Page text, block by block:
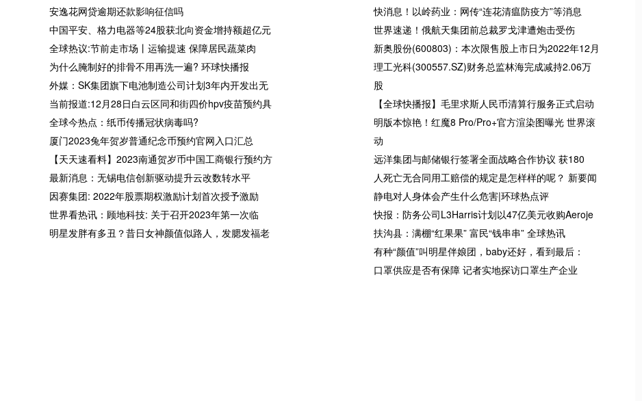
中国平安、格力电器等24股获
北向资金增持额超亿元|环球实
时
全球热议:节前走市场丨运输提
速 保障居民蔬菜肉类供应不断
档
为什么腌制好的排骨不用再洗
一遍? 环球快播报
外媒：SK集团旗下电池制造公
司计划3年内开发出无钴电池
当前报道:12月28日白云区同
和街四价hpv疫苗预约具体时
间
全球今热点：纸币传播冠状病
毒吗?
厦门2023兔年贺岁普通纪念币
预约官网入口汇总
【天天速看料】2023南通贺岁
币中国工商银行预约方式汇总
世界看热讯：顾地科技: 关于
明星发胖有多丑？昔日女神颜
安逸花网贷逾期还款影响征信吗
中国平安、格力电器等24股获北向资金增持额超亿元
全球热议:节前走市场丨运输提速 保障居民蔬菜肉
为什么腌制好的排骨不用再洗一遍? 环球快播报
外媒：SK集团旗下电池制造公司计划3年内开发出无
当前报道:12月28日白云区同和街四价hpv疫苗预约具
全球今热点：纸币传播冠状病毒吗?
厦门2023兔年贺岁普通纪念币预约官网入口汇总
【天天速看料】2023南通贺岁币中国工商银行预约方
最新消息：无锡电信创新驱动提升云改数转水平
因赛集团: 2022年股票期权激励计划首次授予激励
世界看热讯：顾地科技: 关于召开2023年第一次临
明星发胖有多丑？昔日女神颜值似路人，发腮发福老
快消息！以岭药业：网传“连花清瘟防疫方”等消息
世界速递！俄航天集团前总裁罗戈津遭炮击受伤
新奥股份(600803)：本次限售股上市日为2022年12月
理工光科(300557.SZ)财务总监林海完成减持2.06万
股
【全球快播报】毛里求斯人民币清算行服务正式启动
明版本惊艳！红魔8 Pro/Pro+官方渲染图曝光 世界滚
动
远洋集团与邮储银行签署全面战略合作协议 获180
人死亡无合同用工赔偿的规定是怎样样的呢？ 新要闻
静电对人身体会产生什么危害|环球热点评
快报：防务公司L3Harris计划以47亿美元收购Aeroje
扶沟县：满棚“红果果” 富民“钱串串” 全球热讯
有种“颜值”叫明星伴娘团，baby还好，看到最后：
口罩供应是否有保障 记者实地探访口罩生产企业